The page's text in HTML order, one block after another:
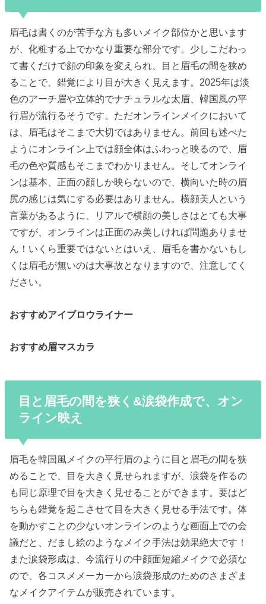
眉毛は書くのが苦手な方も多いメイク部位かと思います
が、化粧する上でかなり重要な部分です。少しこだわっ
て書くだけで顔の印象を変えられ、目と眉毛の間を狭め
ることで、錯覚により目が大きく見えます。2025年は淡
色のアーチ眉や立体的でナチュラルな太眉、韓国風の平
行眉が流行るそうです。 ただオンラインメイクにおいて
は、眉毛はそこまで大切ではありません。前回も述べた
ようにオンライン上では顔全体はふわっと映るので、眉
毛の色や質感もそこまでわかりません。そしてオンライ
ンは基本、正面の顔しか映らないので、横向いた時の眉
尻の感じは気にする必要はありません。横顔美人という
言葉があるように、リアルで横顔の美しさはとても大事
ですが、オンラインは正面のみ美しければ問題ありませ
ん！いくら重要ではないとはいえ、眉毛を書かないもし
くは眉毛が無いのは大事故となりますので、注意してく
ださい。
おすすめアイブロウライナー
おすすめ眉マスカラ
目と眉毛の間を狭く&涙袋作成で、オン
ライン映え
眉毛を韓国風メイクの平行眉のように目と眉毛の間を狭
めることで、目を大きく見せられますが、涙袋を作るの
も同じ原理で目を大きく見せることができます。要はど
ちらも錯覚を起こさせて目を大きく見せる手法です。体
を動かすことの少ないオンラインのような画面上での会
議だと、だまし絵のようなメイク手法は効果絶大です！
また涙袋形成は、今流行りの中顔面短縮メイクで必須な
ので、各コスメメーカーから涙袋形成のためのさまざま
なメイクアイテムが販売されています。